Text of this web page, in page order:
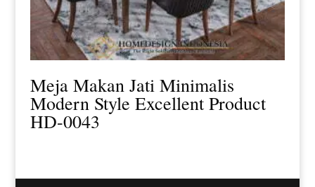
Meja Makan Jati Minimalis
Modern Style Excellent Product
HD-0043